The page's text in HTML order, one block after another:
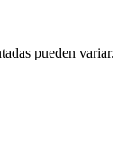
pueden variar.